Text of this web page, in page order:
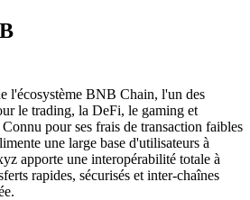
l'écosystème BNB Chain, l'un des
le trading, la DeFi, le gaming et
pour ses frais de transaction faibles
une large base d'utilisateurs à
apporte une interopérabilité totale à
rapides, sécurisés et inter-chaînes